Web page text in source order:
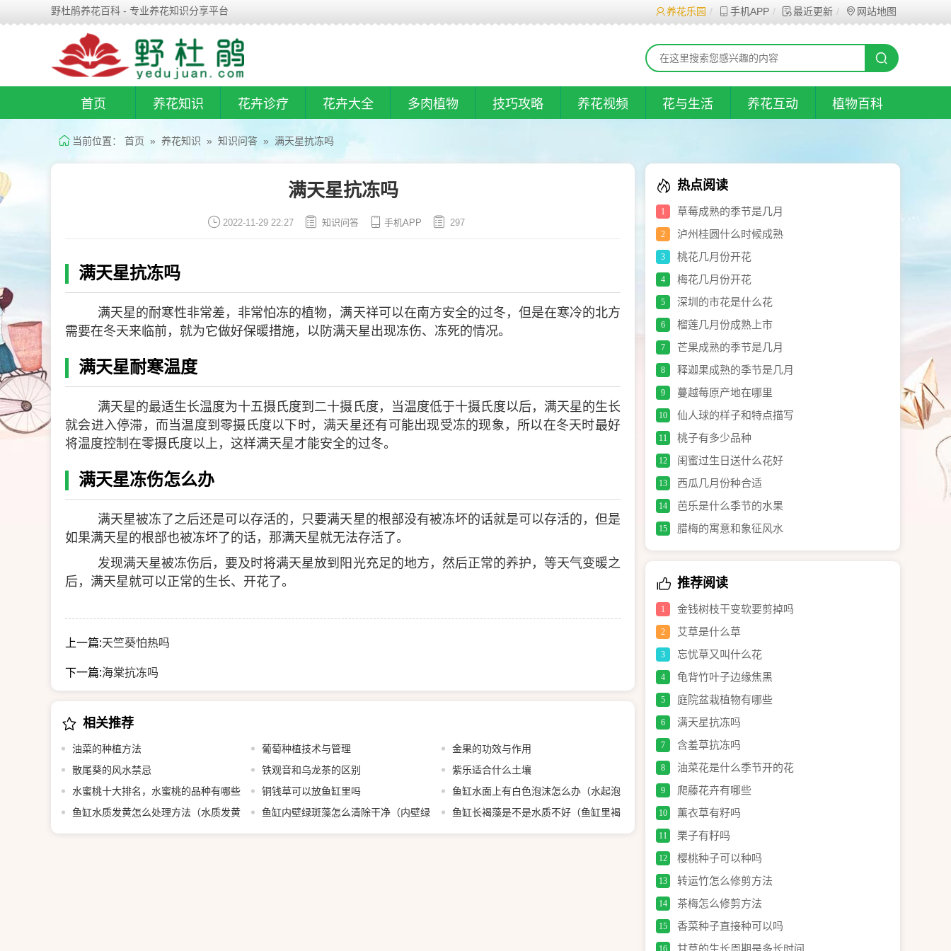
野杜鹃养花百科 - 专业养花知识分享平台 养花乐园 手机APP 最近更新 网站地图
首页 养花知识 花卉诊疗 花卉大全 多肉植物 技巧攻略 养花视频 花与生活 养花互动 植物百科
当前位置： 首页 » 养花知识 » 知识问答 » 满天星抗冻吗
满天星抗冻吗
2022-11-29 22:27 知识问答 手机APP 297
满天星抗冻吗
满天星的耐寒性非常差，非常怕冻的植物，满天祥可以在南方安全的过冬，但是在寒冷的北方
需要在冬天来临前，就为它做好保暖措施，以防满天星出现冻伤、冻死的情况。
满天星耐寒温度
满天星的最适生长温度为十五摄氏度到二十摄氏度，当温度低于十摄氏度以后，满天星的生长
就会进入停滞，而当温度到零摄氏度以下时，满天星还有可能出现受冻的现象，所以在冬天时最好
将温度控制在零摄氏度以上，这样满天星才能安全的过冬。
满天星冻伤怎么办
满天星被冻了之后还是可以存活的，只要满天星的根部没有被冻坏的话就是可以存活的，但是
如果满天星的根部也被冻坏了的话，那满天星就无法存活了。
发现满天星被冻伤后，要及时将满天星放到阳光充足的地方，然后正常的养护，等天气变暖之
后，满天星就可以正常的生长、开花了。
上一篇:天竺葵怕热吗
下一篇:海棠抗冻吗
相关推荐
油菜的种植方法 葡萄种植技术与管理
金果的功效与作用
散尾葵的风水禁忌
铁观音和乌龙茶的区别
紫乐适合什么土壤
水蜜桃十大排名，水蜜桃的品种有哪些
铜钱草可以放鱼缸里吗
鱼缸水面上有白色泡沫怎么办（水起泡
沫是什么原因）
鱼缸水质发黄怎么处理方法（水质发黄
是什么原因）
鱼缸内壁绿斑藻怎么清除干净（内壁绿
斑藻怎么回事）
鱼缸长褐藻是不是水质不好（鱼缸里褐
藻原因和解决方案）
热点阅读
1 草莓成熟的季节是几月
2 泸州桂圆什么时候成熟
3 桃花几月份开花
4 梅花几月份开花
5 深圳的市花是什么花
6 榴莲几月份成熟上市
7 芒果成熟的季节是几月
8 释迦果成熟的季节是几月
9 蔓越莓原产地在哪里
10 仙人球的样子和特点描写
11 桃子有多少品种
12 闺蜜过生日送什么花好
13 西瓜几月份种合适
14 芭乐是什么季节的水果
15 腊梅的寓意和象征风水
推荐阅读
1 金钱树枝干变软要剪掉吗
2 艾草是什么草
3 忘忧草又叫什么花
4 龟背竹叶子边缘焦黑
5 庭院盆栽植物有哪些
6 满天星抗冻吗
7 含羞草抗冻吗
8 油菜花是什么季节开的花
9 爬藤花卉有哪些
10 薰衣草有籽吗
11 栗子有籽吗
12 樱桃种子可以种吗
13 转运竹怎么修剪方法
14 茶梅怎么修剪方法
15 香菜种子直接种可以吗
16 甘草的生长周期是多长时间